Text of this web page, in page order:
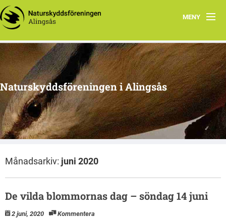
MENY
Aktuellt
Program 2026
Grupper
Samarbetsprojekt
Om oss
Naturskyddsföreningen i Alingsås
Månadsarkiv: juni 2020
De vilda blommornas dag – söndag 14 juni
2 juni, 2020 Kommentera